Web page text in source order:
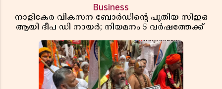
Business
നാളികേര വികസന ബോർഡിൻ്റെ പുതിയ സിഇഒ
ആയി ദീപ ഡി നായർ; നിയമനം 5 വർഷത്തേക്ക് ​​​​​​​